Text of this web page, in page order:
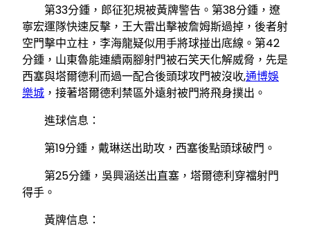
第33分鍾，郎征犯規被黃牌警告。第38分鍾，遼
寧宏運隊快速反擊，王大雷出擊被詹姆斯過掉，後者射
空門擊中立柱，李海龍疑似用手將球掽出底線。第42
分鍾，山東魯能連續兩腳射門被石笑天化解威脅，先是
西塞與塔爾德利而過一配合後頭球攻門被沒收,通博娛
樂城 ，接著塔爾德利禁區外遠射被門將飛身撲出。
進球信息：
第19分鍾，戴琳送出助攻，西塞後點頭球破門。
第25分鍾，吳興涵送出直塞，塔爾德利穿襠射門
得手。
黃牌信息：